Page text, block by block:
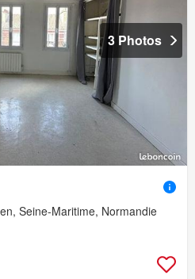
3 Photos
Seine-Maritime, Normandie